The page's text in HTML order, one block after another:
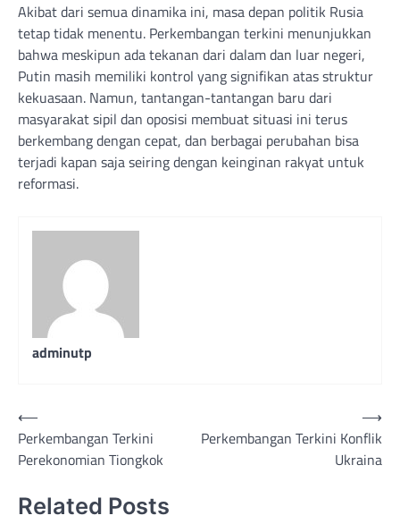
Akibat dari semua dinamika ini, masa depan politik Rusia
tetap tidak menentu. Perkembangan terkini menunjukkan
bahwa meskipun ada tekanan dari dalam dan luar negeri,
Putin masih memiliki kontrol yang signifikan atas struktur
kekuasaan. Namun, tantangan-tantangan baru dari
masyarakat sipil dan oposisi membuat situasi ini terus
berkembang dengan cepat, dan berbagai perubahan bisa
terjadi kapan saja seiring dengan keinginan rakyat untuk
reformasi.
adminutp
Post
navigation
⟵
Perkembangan Terkini
Perekonomian Tiongkok
Perkembangan Terkini Konflik
Ukraina
⟶
Related Posts